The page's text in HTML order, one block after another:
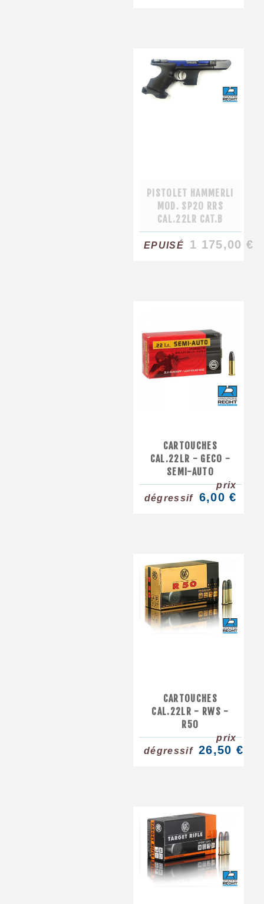
PISTOLET HAMMERLI
MOD. SP20 RRS
CAL.22LR CAT.B
EPUISÉ 1 175,00 €
CARTOUCHES
CAL.22LR - GECO -
SEMI-AUTO
prix
dégressif
6,00 €
CARTOUCHES
CAL.22LR - RWS -
R50
prix
dégressif 26,50 €